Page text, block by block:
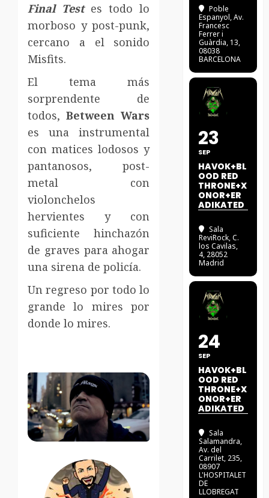
Final Testes todo lo
morboso y post-punk,
cercano a el sonido
Misfits.
El tema más
sorprendente de
todos,Between Wars
es una instrumental
con matices lodosos y
pantanosos, post-
metal con
violonchelos
hervientes y con
suficiente hinchazón
de graves para ahogar
una sirena de policía.
Un regreso por todo lo
grande lo mires por
donde lo mires.
Poble
Espanyol, Av.
Francesc
Ferrer i
Guàrdia, 13,
08038
BARCELONA
23
SEP
HAVOK+BL
OOD RED
THRONE+X
ONOR+ER
ADIKATED
Sala
ReviRock, C.
los Cavilas,
4, 28052
Madrid
24
SEP
HAVOK+BL
OOD RED
THRONE+X
ONOR+ER
ADIKATED
Sala
Salamandra,
Av. del
Carrilet, 235,
08907
L'HOSPITALET
DE
LLOBREGAT